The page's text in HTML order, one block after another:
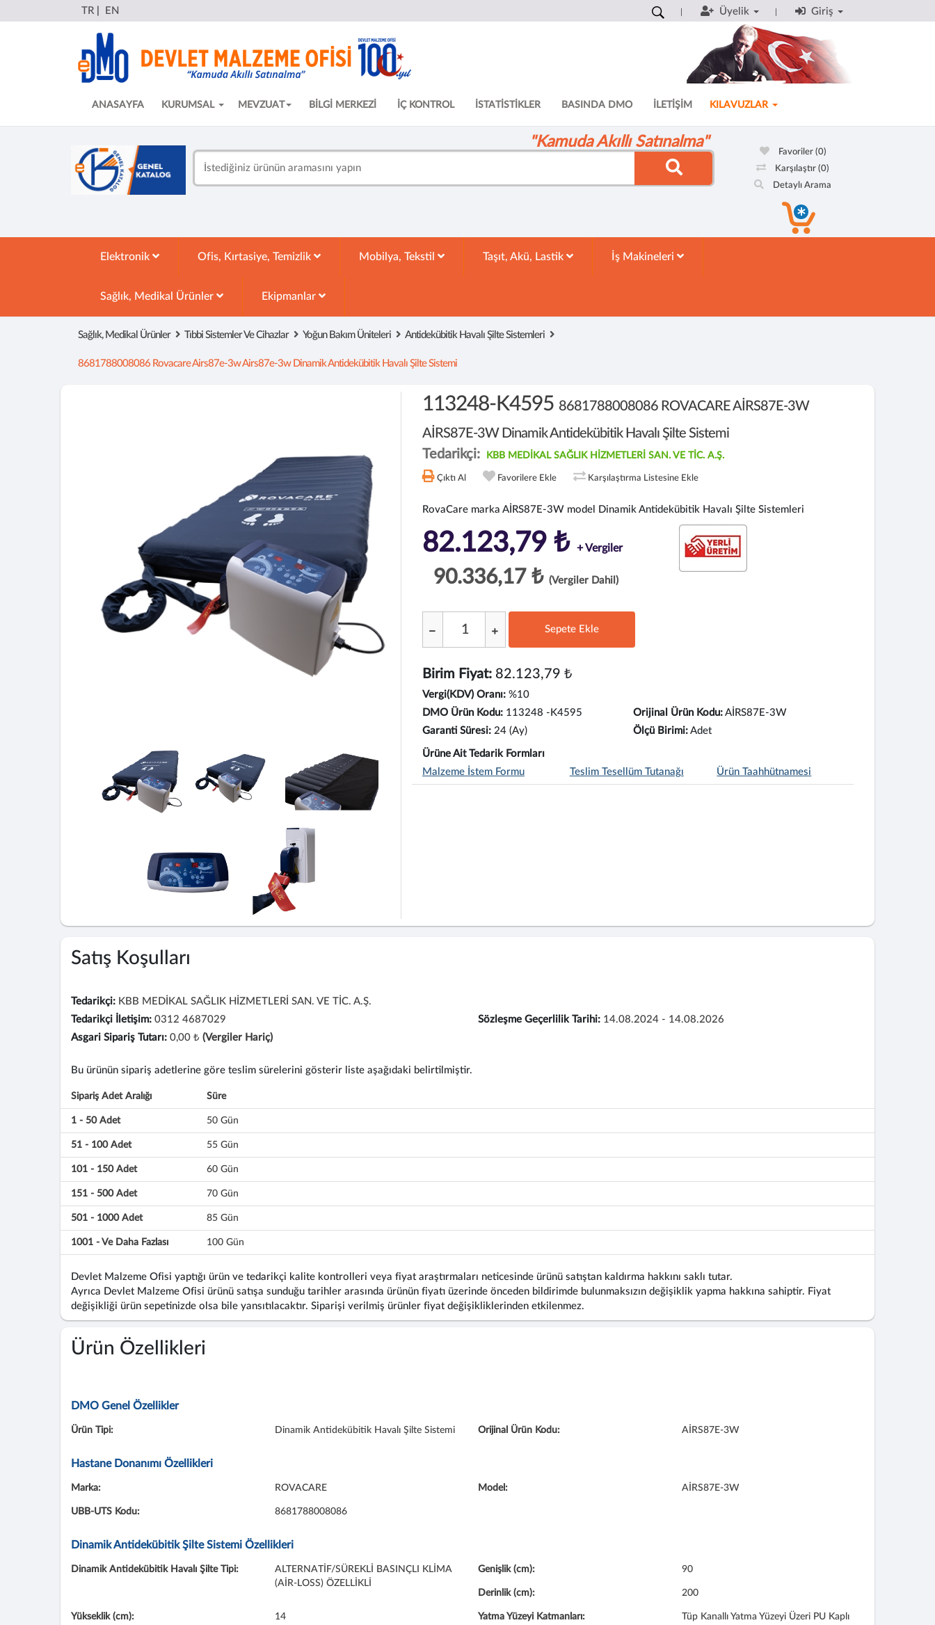
TR EN Üyelik Giriş
ANASAYFA KURUMSAL MEVZUAT BİLGİ MERKEZİ İÇ KONTROL İSTATİSTİKLER BASINDA DMO İLETİŞİM KILAVUZLAR
"Kamuda Akıllı Satınalma"
Favoriler (0)
Karşılaştır (0)
Detaylı Arama
Elektronik Ofis, Kırtasiye, Temizlik Mobilya, Tekstil Taşıt, Akü, Lastik İş Makineleri
Sağlık, Medikal Ürünler Ekipmanlar
Sağlık, Medikal Ürünler Tıbbi Sistemler Ve Cihazlar Yoğun Bakım Üniteleri Antidekübitik Havalı Şilte Sistemleri
8681788008086 Rovacare Airs87e-3w Airs87e-3w Dinamik Antidekübitik Havalı Şilte Sistemi
113248-K4595 8681788008086 ROVACARE AİRS87E-3W
AİRS87E-3W Dinamik Antidekübitik Havalı Şilte Sistemi
Tedarikçi:
KBB MEDİKAL SAĞLIK HİZMETLERİ SAN. VE TİC. A.Ş.
Çıktı Al Favorilere Ekle Karşılaştırma Listesine Ekle
RovaCare marka AİRS87E-3W model Dinamik Antidekübitik Havalı Şilte Sistemleri
82.123,79 ₺ + Vergiler
90.336,17 ₺ (Vergiler Dahil)
Sepete Ekle
Birim Fiyat: 82.123,79 ₺
Vergi(KDV) Oranı: %10
DMO Ürün Kodu: 113248 -K4595 Orijinal Ürün Kodu: AİRS87E-3W
Garanti Süresi: 24 (Ay) Ölçü Birimi: Adet
Ürüne Ait Tedarik Formları
Malzeme İstem Formu
Teslim Tesellüm Tutanağı Ürün Taahhütnamesi
Satış Koşulları
Tedarikçi: KBB MEDİKAL SAĞLIK HİZMETLERİ SAN. VE TİC. A.Ş.
Tedarikçi İletişim: 0312 4687029 Sözleşme Geçerlilik Tarihi: 14.08.2024 - 14.08.2026
Asgari Sipariş Tutarı: 0,00 ₺ (Vergiler Hariç)
Bu ürünün sipariş adetlerine göre teslim sürelerini gösterir liste aşağıdaki belirtilmiştir.
Sipariş Adet Aralığı Süre
1 - 50 Adet 50 Gün
51 - 100 Adet 55 Gün
101 - 150 Adet 60 Gün
151 - 500 Adet 70 Gün
501 - 1000 Adet 85 Gün
1001 - Ve Daha Fazlası 100 Gün
Devlet Malzeme Ofisi yaptığı ürün ve tedarikçi kalite kontrolleri veya fiyat araştırmaları neticesinde ürünü satıştan kaldırma hakkını saklı tutar.
Ayrıca Devlet Malzeme Ofisi ürünü satışa sunduğu tarihler arasında ürünün fiyatı üzerinde önceden bildirimde bulunmaksızın değişiklik yapma hakkına sahiptir. Fiyat
değişikliği ürün sepetinizde olsa bile yansıtılacaktır. Siparişi verilmiş ürünler fiyat değişikliklerinden etkilenmez.
Ürün Özellikleri
DMO Genel Özellikler
Ürün Tipi: Dinamik Antidekübitik Havalı Şilte Sistemi Orijinal Ürün Kodu: AİRS87E-3W
Hastane Donanımı Özellikleri
Marka: ROVACARE Model: AİRS87E-3W
UBB-UTS Kodu: 8681788008086
Dinamik Antidekübitik Şilte Sistemi Özellikleri
Dinamik Antidekübitik Havalı Şilte Tipi:
ALTERNATİF/SÜREKLİ BASINÇLI KLİMA
(AİR-LOSS) ÖZELLİKLİ
Genişlik (cm): 90
Derinlik (cm): 200
Yükseklik (cm): 14 Yatma Yüzeyi Katmanları:
Tüp Kanallı Yatma Yüzeyi Üzeri PU Kaplı